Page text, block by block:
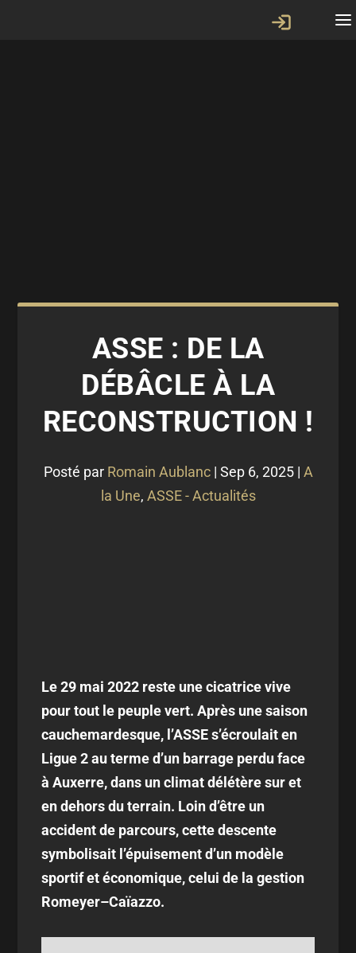
ASSE : DE LA
DÉBÂCLE À LA
RECONSTRUCTION !
Posté par Romain Aublanc| Sep 6, 2025| A
la Une, ASSE - Actualités
Le 29 mai 2022 reste une cicatrice vive
pour tout le peuple vert. Après une saison
cauchemardesque, l’ASSE s’écroulait en
Ligue 2 au terme d’un barrage perdu face
à Auxerre, dans un climat délétère sur et
en dehors du terrain. Loin d’être un
accident de parcours, cette descente
symbolisait l’épuisement d’un modèle
sportif et économique, celui de la gestion
Romeyer–Caïazzo.